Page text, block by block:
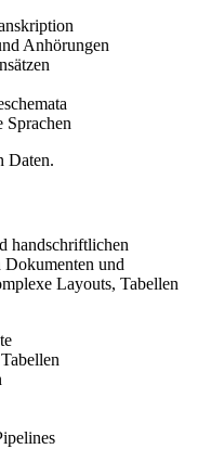
Anhörungen
Sprachen
Daten.
handschriftlichen
Dokumenten und
Layouts, Tabellen